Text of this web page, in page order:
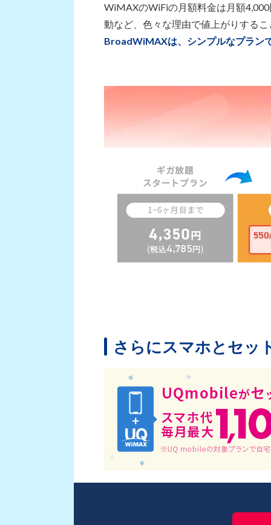
WiMAXのWiFiの月額料金は月額
動など、色々な理由で値上がりする
BroadWiMAXは、シンプルなプラン
さらにスマホとセッ